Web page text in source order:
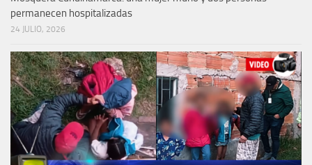
permanecen hospitalizadas
24 JULIO, 2026